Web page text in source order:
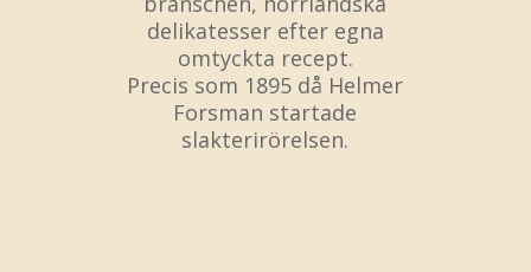
delikatesser efter egna
omtyckta recept.
Precis som 1895 då Helmer
Forsman startade
slakterirörelsen.